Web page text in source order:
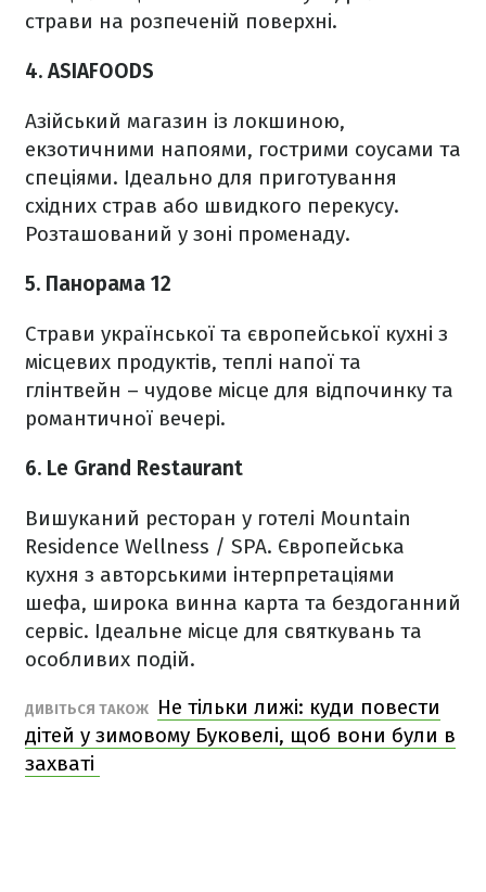
страви на розпеченій поверхні.
4. ASIAFOODS
Азійський магазин із локшиною,
екзотичними напоями, гострими соусами та
спеціями. Ідеально для приготування
східних страв або швидкого перекусу.
Розташований у зоні променаду.
5. Панорама 12
Страви української та європейської кухні з
місцевих продуктів, теплі напої та
глінтвейн – чудове місце для відпочинку та
романтичної вечері.
6. Le Grand Restaurant
Вишуканий ресторан у готелі Mountain
Residence Wellness / SPA. Європейська
кухня з авторськими інтерпретаціями
шефа, широка винна карта та бездоганний
сервіс. Ідеальне місце для святкувань та
особливих подій.
ДИВІТЬСЯ ТАКОЖ
Не тільки лижі: куди повести
дітей у зимовому Буковелі, щоб вони були в
захваті